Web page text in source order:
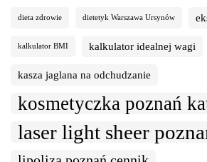
dieta zdrowie dietetyk Warszawa Ursynów
kalkulator BMI kalkulator idealnej wagi
kasza jaglana na odchudzanie
kosmetyczka poznań
laser light sheer